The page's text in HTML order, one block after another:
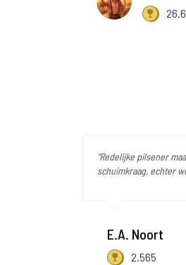
"Redelijke pilsener
schuimkraag, echter
E.A. Noort
2.565